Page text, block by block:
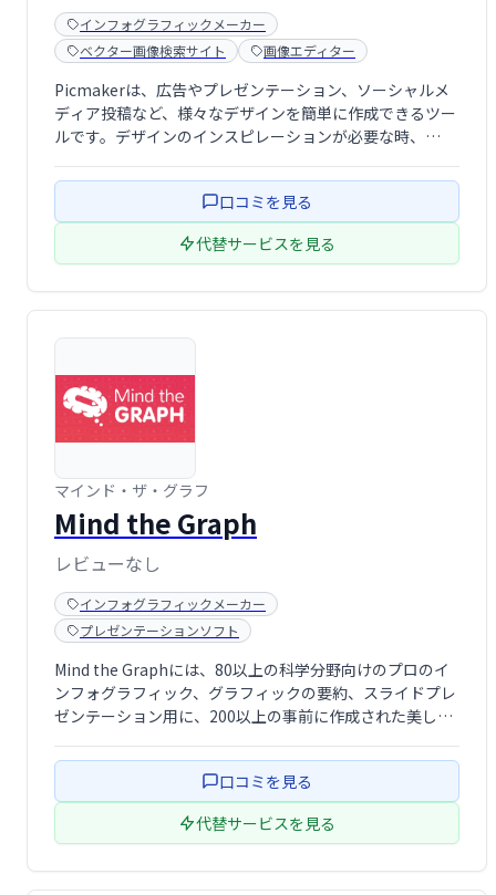
インフォグラフィックメーカー
ベクター画像検索サイト
画像エディター
Picmakerは、広告やプレゼンテーション、ソーシャルメ
ディア投稿など、様々なデザインを簡単に作成できるツー
ルです。デザインのインスピレーションが必要な時、
す。直感的な操作で、プロフェッショナルなデザインを素
口コミを見る
代替サービスを見る
マインド・ザ・グラフ
Mind the Graph
レビューなし
インフォグラフィックメーカー
プレゼンテーションソフト
Mind the Graphには、80以上の科学分野向けのプロのイ
ンフォグラフィック、グラフィックの要約、スライドプレ
ゼンテーション用に、200以上の事前に作成された美しい
口コミを見る
代替サービスを見る